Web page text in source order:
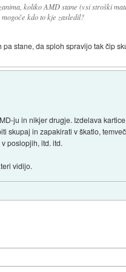
koliko AMD stane (vsi stroški
kdo to kje zasledil?
stane, da sploh spravijo tak čip
ju in nikjer drugje. Izdelava
skupaj in zapakirati v škatlo,
poslopjih, itd. itd.
vidijo.